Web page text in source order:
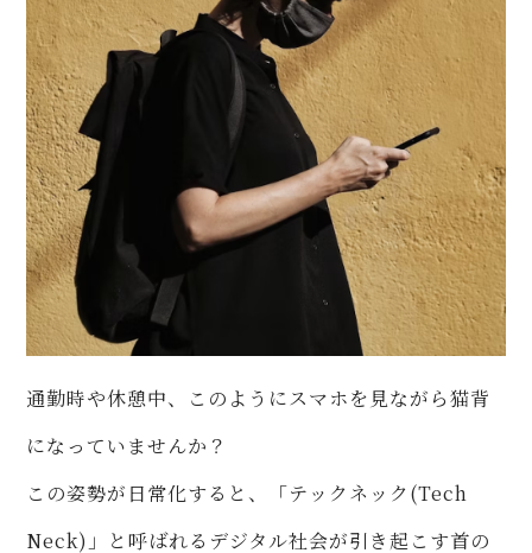
通勤時や休憩中、このようにスマホを見ながら猫背
になっていませんか？
この姿勢が日常化すると、「テックネック(Tech
Neck)」と呼ばれるデジタル社会が引き起こす首の